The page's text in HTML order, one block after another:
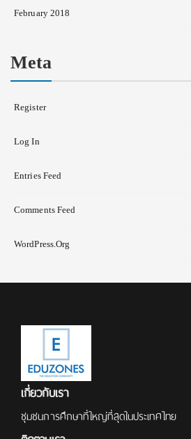
February 2018
Meta
Register
Log In
Entries Feed
Comments Feed
WordPress.org
เกี่ยวกับเรา
ชุมชนการศึกษาที่ใหญ่ที่สุดในประเทศไทย